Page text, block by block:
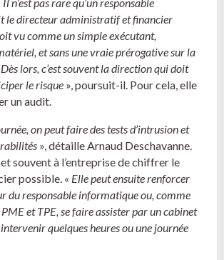
le directeur administratif et financier
vu comme un simple exécutant,
et sans une vraie prérogative sur la
lors, c’est souvent la direction qui doit
le risque », poursuit-il. Pour cela, elle
un audit.
on peut faire des tests d’intrusion et
», détaille Arnaud Deschavanne.
souvent à l’entreprise de chiffrer le
possible. « Elle peut ensuite renforcer
du responsable informatique ou, comme
et TPE, se faire assister par un cabinet
quelques heures ou une journée